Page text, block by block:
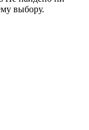
выбору.